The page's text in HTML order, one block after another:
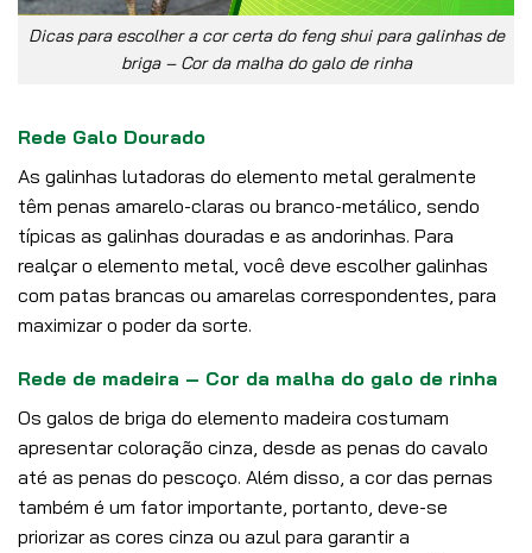
Dicas para escolher a cor certa do feng shui para galinhas de
briga – Cor da malha do galo de rinha
Rede Galo Dourado
As galinhas lutadoras do elemento metal geralmente
têm penas amarelo-claras ou branco-metálico, sendo
típicas as galinhas douradas e as andorinhas. Para
realçar o elemento metal, você deve escolher galinhas
com patas brancas ou amarelas correspondentes, para
maximizar o poder da sorte.
Rede de madeira – Cor da malha do galo de rinha
Os galos de briga do elemento madeira costumam
apresentar coloração cinza, desde as penas do cavalo
até as penas do pescoço. Além disso, a cor das pernas
também é um fator importante, portanto, deve-se
priorizar as cores cinza ou azul para garantir a